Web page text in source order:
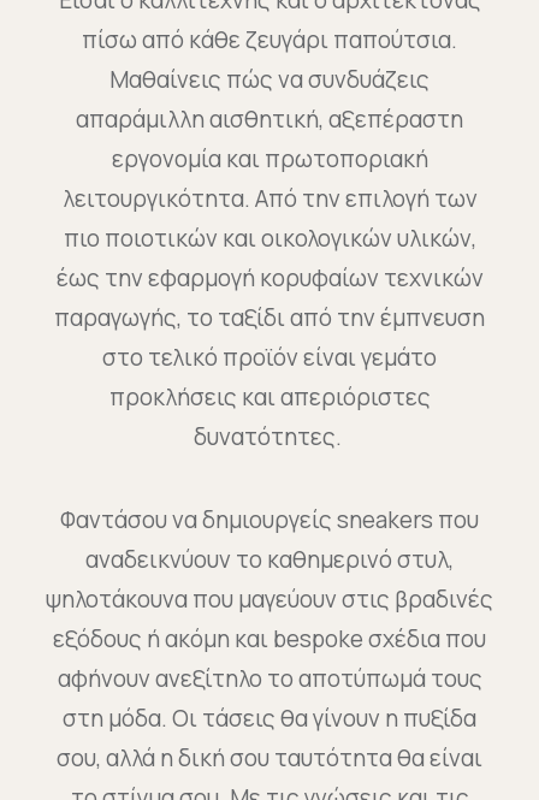
πίσω από κάθε ζευγάρι παπούτσια.
Μαθαίνεις πώς να συνδυάζεις
απαράμιλλη αισθητική, αξεπέραστη
εργονομία και πρωτοποριακή
λειτουργικότητα. Από την επιλογή των
πιο ποιοτικών και οικολογικών υλικών,
έως την εφαρμογή κορυφαίων τεχνικών
παραγωγής, το ταξίδι από την έμπνευση
στο τελικό προϊόν είναι γεμάτο
προκλήσεις και απεριόριστες
δυνατότητες.
Φαντάσου να δημιουργείς sneakers που
αναδεικνύουν το καθημερινό στυλ,
ψηλοτάκουνα που μαγεύουν στις βραδινές
εξόδους ή ακόμη και bespoke σχέδια που
αφήνουν ανεξίτηλο το αποτύπωμά τους
στη μόδα. Οι τάσεις θα γίνουν η πυξίδα
σου, αλλά η δική σου ταυτότητα θα είναι